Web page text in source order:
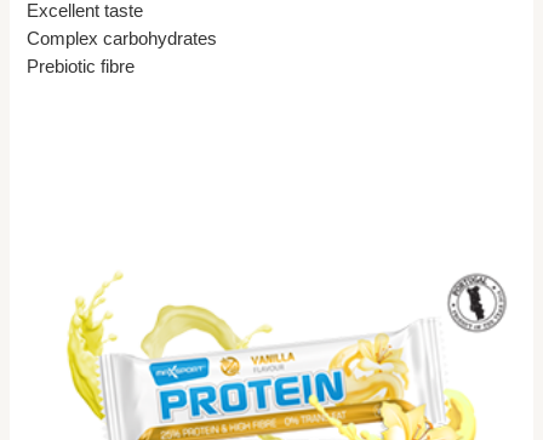
Excellent taste
Complex carbohydrates
Prebiotic fibre